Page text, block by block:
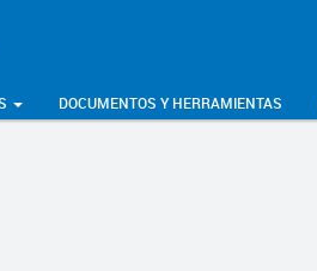
DOCUMENTOS Y HERRAMIENTAS